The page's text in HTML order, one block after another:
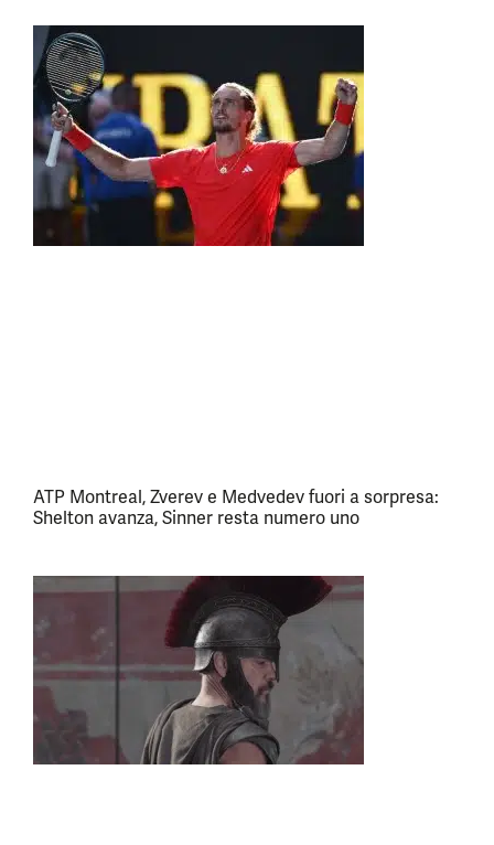
ATP Montreal, Zverev e Medvedev fuori a sorpresa:
Shelton avanza, Sinner resta numero uno